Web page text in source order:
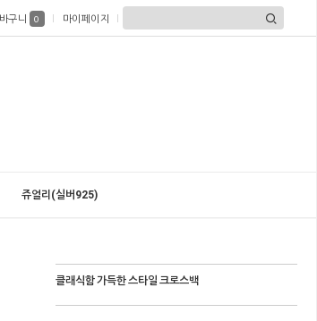
구니 0 마이페이지
쥬얼리(실버925)
클래식함 가득한 스타일 크로스백